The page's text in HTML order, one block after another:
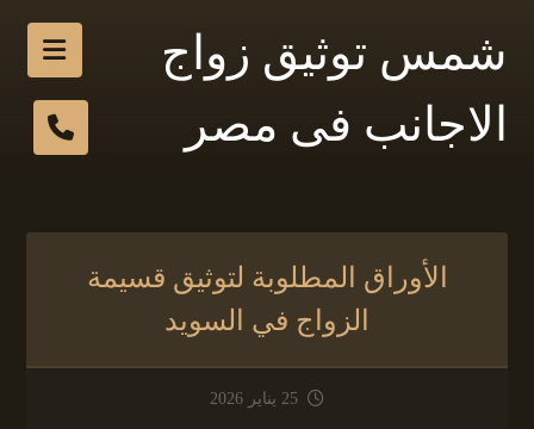
شمس توثيق زواج
الاجانب فى مصر
الأوراق المطلوبة لتوثيق قسيمة
الزواج في السويد
25 يناير 2026